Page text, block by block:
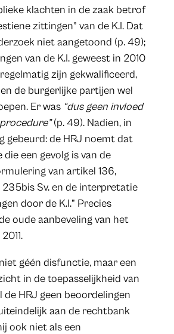
klachten in de zaak betrof
zittingen” van de K.I. Dat
niet aangetoond (p. 49);
van de K.I. geweest in 2010
zijn gekwalificeerd,
de burgerlijke partijen wel
Er was “dus geen invloed
(p. 49). Nadien, in
gebeurd: de HRJ noemt dat
een gevolg is van de
van artikel 136,
235bis Sv. en de interpretatie
door de K.I.” Precies
oude aanbeveling van het
géén disfunctie, maar een
in de toepasselijkheid van
de HRJ geen beoordelingen
aan de rechtbank
ook niet als een